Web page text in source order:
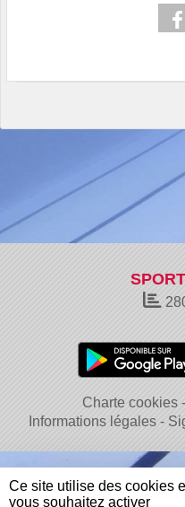
Charte cookies
Informations légales
Ce site utilise des cookies
vous souhaitez activer